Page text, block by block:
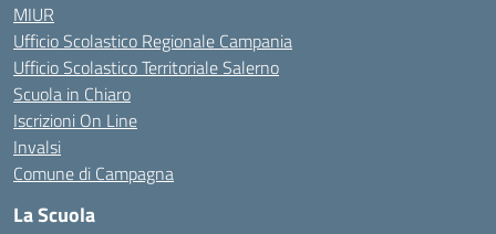
MIUR
Ufficio Scolastico Regionale Campania
Ufficio Scolastico Territoriale Salerno
Scuola in Chiaro
Iscrizioni On Line
Invalsi
Comune di Campagna
La Scuola